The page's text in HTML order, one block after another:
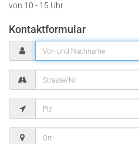
von 10 - 15 Uhr
Kontaktformular